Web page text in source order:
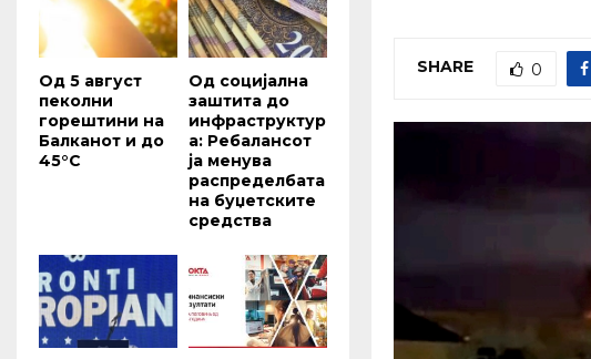
SHARE 0
Од 5 август
пеколни
горештини на
Балканот и до
45°C
Од социјална
заштита до
инфраструктур
а: Ребалансот
ја менува
распределбата
на буџетските
средства